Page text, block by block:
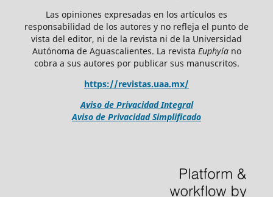
Las opiniones expresadas en los artículos es
responsabilidad de los autores y no refleja el punto de
vista del editor, ni de la revista ni de la Universidad
Autónoma de Aguascalientes. La revista Euphyía no
cobra a sus autores por publicar sus manuscritos.
https://revistas.uaa.mx/
Aviso de Privacidad Integral
Aviso de Privacidad Simplificado